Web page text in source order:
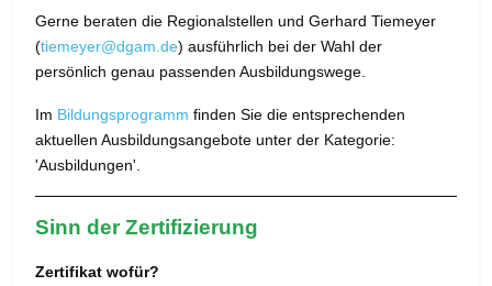
Gerne beraten die Regionalstellen und Gerhard Tiemeyer
(tiemeyer@dgam.de) ausführlich bei der Wahl der
persönlich genau passenden Ausbildungswege.
Im Bildungsprogramm finden Sie die entsprechenden
aktuellen Ausbildungsangebote unter der Kategorie:
'Ausbildungen'.
Sinn der Zertifizierung
Zertifikat wofür?